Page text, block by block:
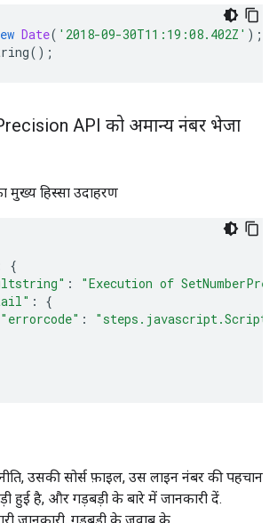
Date( '2018-09-30T11:19:08.402Z' );
();
API को अमान्य नंबर भेजा
मुख्य हिस्सा उदाहरण
{
:
"Execution of
:
{
"errorcode" :
उसकी सोर्स फ़ाइल, उस लाइन नंबर की पहचान
हुई है, और गड़बड़ी के बारे में जानकारी दें.